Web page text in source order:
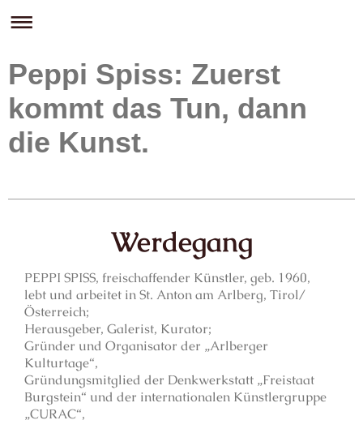
Peppi Spiss: Zuerst
kommt das Tun, dann
die Kunst.
Werdegang
PEPPI SPISS, freischaffender Künstler, geb. 1960,
lebt und arbeitet in St. Anton am Arlberg, Tirol/
Österreich;
Herausgeber, Galerist, Kurator;
Gründer und Organisator der „Arlberger
Kulturtage“,
Gründungsmitglied der Denkwerkstatt „Freistaat
Burgstein“ und der internationalen Künstlergruppe
„CURAC“,